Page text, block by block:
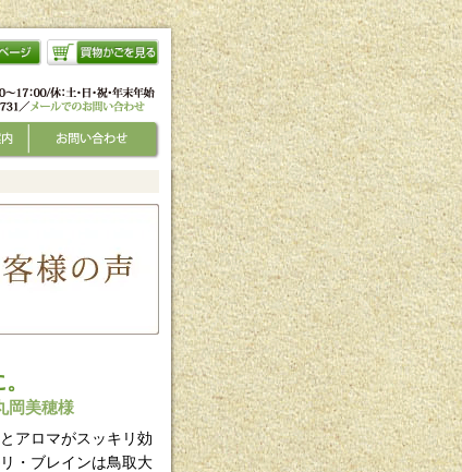
岡美穂様
アロマがスッキリ効
・ブレインは鳥取大